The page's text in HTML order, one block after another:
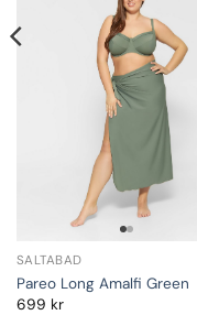
SALTABAD
Pareo Long Amalfi Green
699 kr